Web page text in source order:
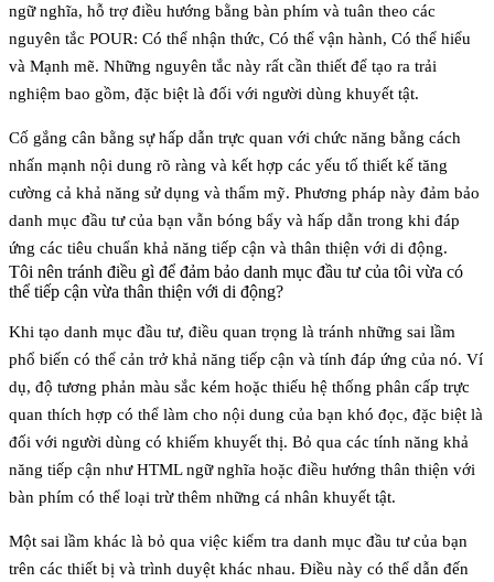
ngữ nghĩa, hỗ trợ điều hướng bằng bàn phím và tuân theo các
nguyên tắc POUR: Có thể nhận thức, Có thể vận hành, Có thể hiểu
và Mạnh mẽ. Những nguyên tắc này rất cần thiết để tạo ra trải
nghiệm bao gồm, đặc biệt là đối với người dùng khuyết tật.
Cố gắng cân bằng sự hấp dẫn trực quan với chức năng bằng cách
nhấn mạnh nội dung rõ ràng và kết hợp các yếu tố thiết kế tăng
cường cả khả năng sử dụng và thẩm mỹ. Phương pháp này đảm bảo
danh mục đầu tư của bạn vẫn bóng bẩy và hấp dẫn trong khi đáp
ứng các tiêu chuẩn khả năng tiếp cận và thân thiện với di động.
Tôi nên tránh điều gì để đảm bảo danh mục đầu tư của tôi vừa có
thể tiếp cận vừa thân thiện với di động?
Khi tạo danh mục đầu tư, điều quan trọng là tránh những sai lầm
phổ biến có thể cản trở khả năng tiếp cận và tính đáp ứng của nó. Ví
dụ, độ tương phản màu sắc kém hoặc thiếu hệ thống phân cấp trực
quan thích hợp có thể làm cho nội dung của bạn khó đọc, đặc biệt là
đối với người dùng có khiếm khuyết thị. Bỏ qua các tính năng khả
năng tiếp cận như HTML ngữ nghĩa hoặc điều hướng thân thiện với
bàn phím có thể loại trừ thêm những cá nhân khuyết tật.
Một sai lầm khác là bỏ qua việc kiểm tra danh mục đầu tư của bạn
trên các thiết bị và trình duyệt khác nhau. Điều này có thể dẫn đến